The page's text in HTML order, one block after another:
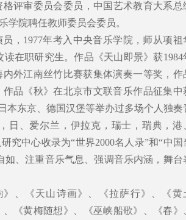
评审委员会委员，中国艺术教育大系总
学院聘任教师委员会委员。
，1977年考入中央音乐学院，师从项祖
在职研究生。作品《天山即景》获1984
外江南丝竹比赛获集体演奏一等奖，作
作品《秋》在北京市文联音乐作品征集中
本东京、德国汉堡等举办过多场个人独奏
日、爱尔兰，伊拉克，瑞士，瑞典，港
究中心收录为“世界2000名人录”和“中国
、注重音乐气息、强调音乐内涵，舞台
、《天山诗画》、《拉萨行》、《黄
《黄梅随想》、《巫峡船歌》、《春》